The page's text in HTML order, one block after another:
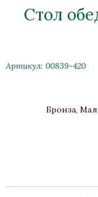
Стол
Артикул: 00839-420
Бронза,